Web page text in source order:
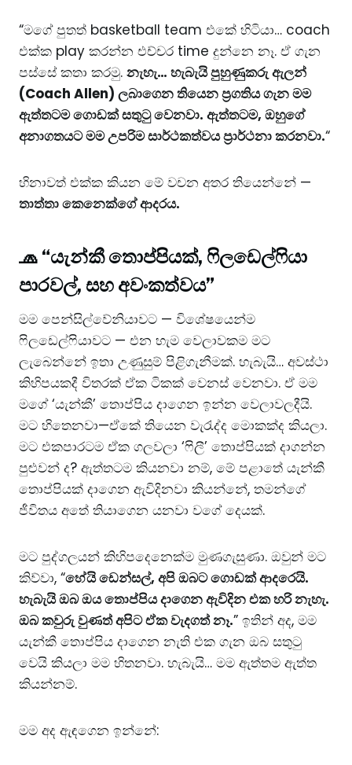
“මගේ පුතත් basketball team එකේ හිටියා… coach
එක්ක play කරන්න එච්චර time දුන්නෙ නෑ. ඒ ගැන
පස්සේ කතා කරමු. නැහැ… හැබැයි පුහුණුකරු ඇලන්
(Coach Allen) ලබාගෙන තියෙන ප්‍රගතිය ගැන මම
ඇත්තටම ගොඩක් සතුටු වෙනවා. ඇත්තටම, ඔහුගේ
අනාගතයට මම උපරිම සාර්ථකත්වය ප්‍රාර්ථනා කරනවා.“
හිනාවත් එක්ක කියන මේ වචන අතර තියෙන්නේ —
තාත්තා කෙනෙක්ගේ ආදරය.
🧢 “යැන්කී තොප්පියක්, ෆිලඩෙල්ෆියා
පාරවල්, සහ අවංකත්වය”
මම පෙන්සිල්වේනියාවට — විශේෂයෙන්ම
ෆිලඩෙල්ෆියාවට — එන හැම වෙලාවකම මට
ලැබෙන්නේ ඉතා උණුසුම් පිළිගැනීමක්. හැබැයි… අවස්ථා
කිහිපයකදී විතරක් ඒක ටිකක් වෙනස් වෙනවා. ඒ මම
මගේ ‘යැන්කී’ තොප්පිය දාගෙන ඉන්න වෙලාවලදීයි.
මට හිතෙනවා—ඒකේ තියෙන වැරැද්ද මොකක්ද කියලා.
මට එකපාරටම ඒක ගලවලා ‘ෆිලී’ තොප්පියක් දාගන්න
පුළුවන් ද? ඇත්තටම කියනවා නම්, මේ පළාතේ යැන්කී
තොප්පියක් දාගෙන ඇවිදිනවා කියන්නේ, තමන්ගේ
ජීවිතය අතේ තියාගෙන යනවා වගේ දෙයක්.
මට පුද්ගලයන් කිහිපදෙනෙක්ම මුණගැසුණා. ඔවුන් මට
කිව්වා, “හේයි ඩෙන්සල්, අපි ඔබට ගොඩක් ආදරෙයි.
හැබැයි ඔබ ඔය තොප්පිය දාගෙන ඇවිදින එක හරි නැහැ.
ඔබ කවුරු වුණත් අපිට ඒක වැදගත් නෑ.” ඉතින් අද, මම
යැන්කී තොප්පිය දාගෙන නැති එක ගැන ඔබ සතුටු
වෙයි කියලා මම හිතනවා. හැබැයි… මම ඇත්තම ඇත්ත
කියන්නම්.
මම අද ඇඳගෙන ඉන්නේ: